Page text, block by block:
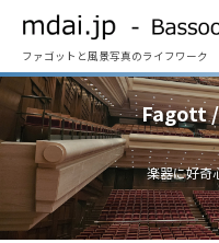
ファゴットと風景写真のライフワーク
Fagott
楽器に好奇